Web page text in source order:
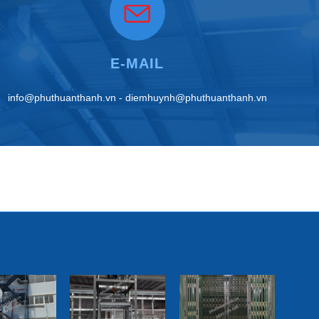
E-MAIL
info@phuthuanthanh.vn - diemhuynh@phuthuanthanh.vn